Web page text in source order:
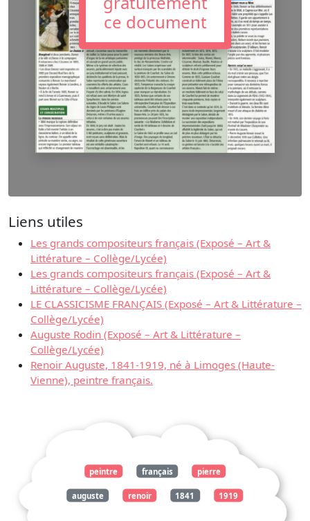
ce document
Liens utiles
Les grands compositeurs français (Exposé – Art &
Littérature – Collège/Lycée)
Les grands compositeurs français (Exposé – Art &
Littérature – Collège/Lycée)
LE CLASSICISME FRANÇAIS (Exposé – Art & Littérature –
Collège/Lycée)
Auguste Rodin (Exposé – Art & Littérature –
Collège/Lycée)
Renoir Auguste, 1841-1919, né à Limoges (Haute-
Vienne), peintre français.
peintre français pierre
auguste renoir 1841 1919